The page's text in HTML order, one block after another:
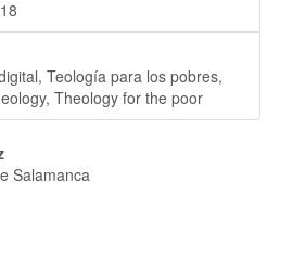
Teología para los pobres,
Theology for the poor
Salamanca